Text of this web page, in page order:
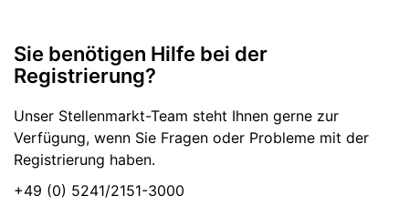
Sie benötigen Hilfe bei der
Registrierung?
Unser Stellenmarkt-Team steht Ihnen gerne zur
Verfügung, wenn Sie Fragen oder Probleme mit der
Registrierung haben.
+49 (0) 5241/2151-3000